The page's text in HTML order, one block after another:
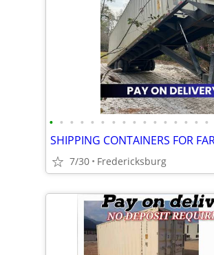
• • • • • • • • • • • • • • • •
7/30 Fredericksburg